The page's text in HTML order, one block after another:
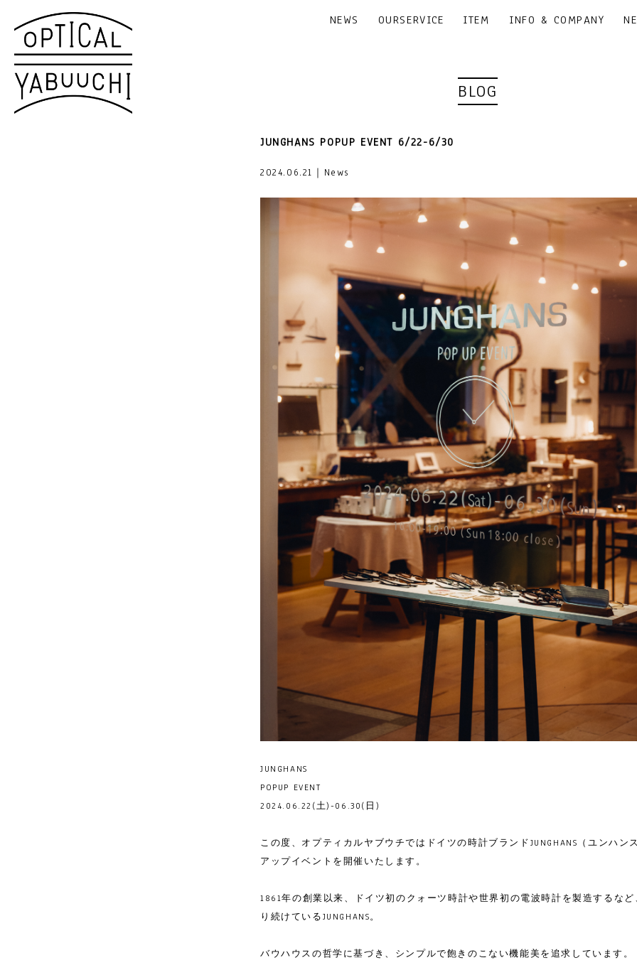
NEWS OURSERVICE ITEM INFO & COMPANY
BLOG
JUNGHANS POPUP EVENT 6/22-6/30
2024.06.21｜News
JUNGHANS
POPUP EVENT
2024.06.22(土)-06.30(日)
この度、オプティカルヤブウチではドイツの時計ブランドJUNGHANS（ユンハン
アップイベントを開催いたします。
1861年の創業以来、ドイツ初のクォーツ時計や世界初の電波時計を製造するなど
り続けているJUNGHANS。
バウハウスの哲学に基づき、シンプルで飽きのこない機能美を追求しています。